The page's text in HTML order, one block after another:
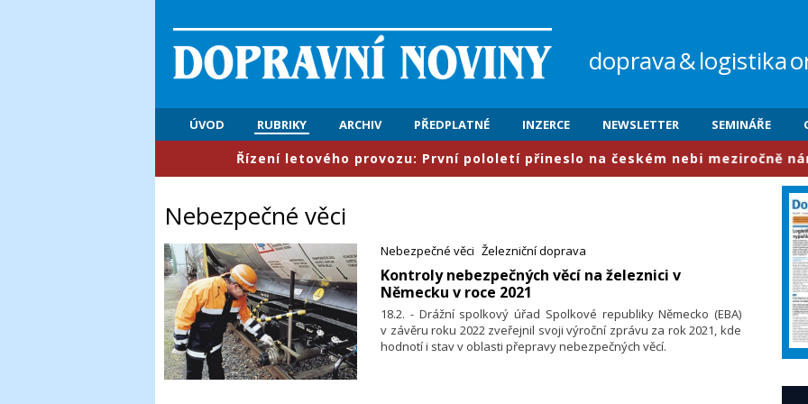
doprava&logistika
ÚVOD RUBRIKY ARCHIV PŘEDPLATNÉ INZERCE NEWSLETTER SEMINÁŘE
​Řízení letového provozu: První pololetí přineslo na českém nebi meziročně nárůst
Nebezpečné věci
Nebezpečné věci Železniční doprava
Kontroly nebezpečných věcí na železnici v
Německu v roce 2021
18.2. - Drážní spolkový úřad Spolkové republiky Německo (EBA)
v závěru roku 2022 zveřejnil svoji výroční zprávu za rok 2021, kde
hodnotí i stav v oblasti přepravy nebezpečných věcí.